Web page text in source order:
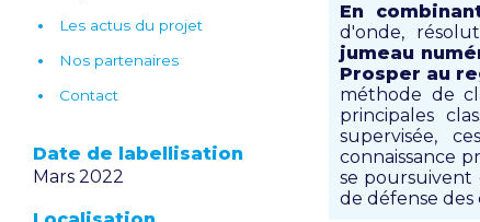
Les actus du projet
Nos partenaires
Contact
Date de labellisation
Mars 2022
En
d'onde,
jumeau
Prosper au
méthode de
principales
supervisée,
connaissance
se poursuivent
de défense